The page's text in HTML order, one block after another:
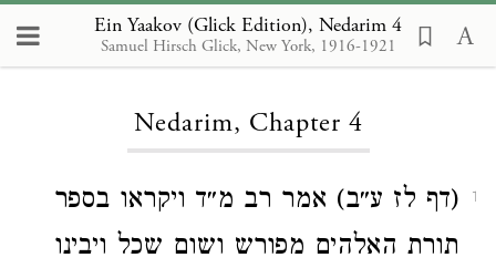
Ein Yaakov (Glick Edition), Nedarim 4
Samuel Hirsch Glick, New York, 1916-1921
Loading...
Nedarim, Chapter 4
1
(דף לז ע״ב) אמר רב מ״ד ויקראו בספר
תורת האלהים מפורש ושום שכל ויבינו